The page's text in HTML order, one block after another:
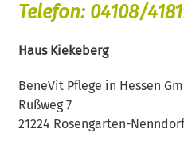
Telefon: 04108/
Haus Kiekeberg
BeneVit Pflege in Hessen
Rußweg 7
21224 Rosengarten-Nenndorf